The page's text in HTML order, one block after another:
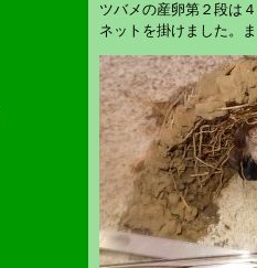
ツバメの産卵第２段は
ネットを掛けました。